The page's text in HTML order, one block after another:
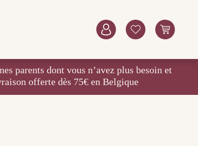
parents dont vous n’avez plus besoin et
offerte dès 75€ en Belgique